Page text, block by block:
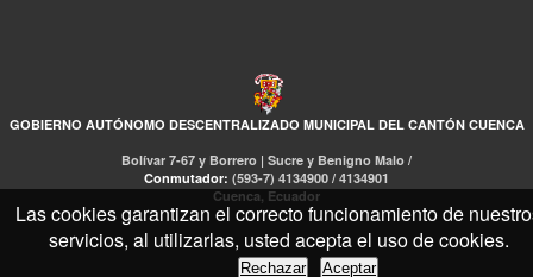
GOBIERNO AUTÓNOMO DESCENTRALIZADO MUNICIPAL DEL CANTÓN CUENCA
Bolívar 7-67 y Borrero | Sucre y Benigno Malo /
Conmutador: (593-7) 4134900 / 4134901
Cuenca, Ecuador
Las cookies garantizan el correcto funcionamiento de
servicios, al utilizarlas, usted acepta el uso de cookies.
Rechazar Aceptar